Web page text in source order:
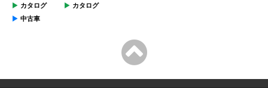
カタログ
中古車
カタログ